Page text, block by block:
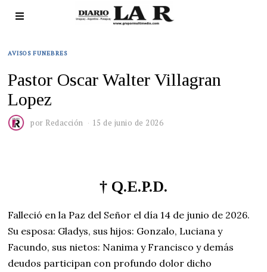
AVISOS FUNEBRES
Pastor Oscar Walter Villagran
Lopez
por Redacción 15 de junio de 2026
† Q.E.P.D.
Falleció en la Paz del Señor el día 14 de junio de 2026.
Su esposa: Gladys, sus hijos: Gonzalo, Luciana y
Facundo, sus nietos: Nanima y Francisco y demás
deudos participan con profundo dolor dicho